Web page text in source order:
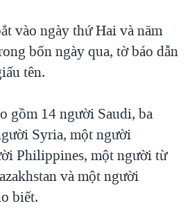
Ở VIỆT NAM
KIM TẠI VIỆT NAM
CHÍNH PHỦ VIỆT NAM
VỌNG TỪ NÔNG THÔN MỸ
vào ngày thứ Hai và năm
bốn ngày qua, tờ báo dẫn
tên.
gồm 14 người Saudi, ba
Syria, một người
Philippines, một người từ
và một người
biết.